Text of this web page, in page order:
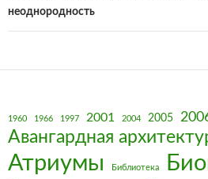
неоднородность
1960 1966 1997 2001 2004 2005
Авангардная
Атриумы Библиотека